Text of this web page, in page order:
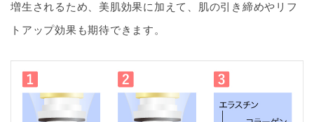
増生されるため、美肌効果に加えて、肌の引き締めやリフ
トアップ効果も期待できます。